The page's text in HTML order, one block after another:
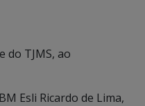
do TJMS, ao
Esli Ricardo de Lima,